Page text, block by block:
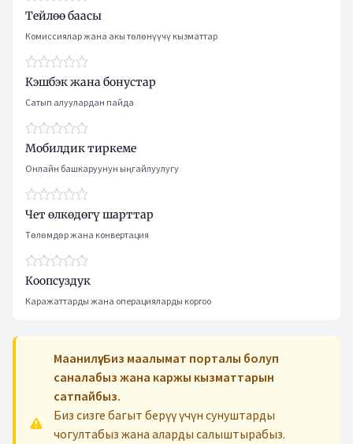
Тейлөө баасы
Комиссиялар жана акы төлөнүүчү кызматтар
Кэшбэк жана бонустар
Сатып алуулардан пайда
Мобилдик тиркеме
Онлайн башкаруунун ыңгайлуулугу
Чет өлкөдөгү шарттар
Төлөмдөр жана конвертация
Коопсуздук
Каражаттарды жана операцияларды коргоо
Маанилүү: Биз маалымат порталы болуп
саналабыз жана каржы кызматтарын
сатпайбыз.
Биз сизге багыт берүү үчүн сунуштарды
чогултабыз жана аларды салыштырабыз.